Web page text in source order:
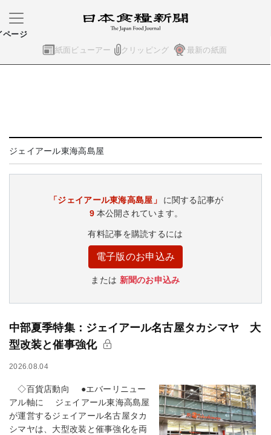
紙面ビューアー クリッピング 最新の紙面
ページ
ジェイアール東海高島屋
「ジェイアール東海高島屋」
に関する記事が
9 本公開されています。
有料記事を購読するには
電子版のお申込み
または 新聞のお申込み
中部夏季特集：ジェイアール名古屋タカシマヤ 大
型改装と催事強化
2026.08.04
◇百貨店動向 ●エバーリニュー
アル軸に ジェイアール東海高島屋
が運営するジェイアール名古屋タカ
シマヤは、大型改装と催事強化を両